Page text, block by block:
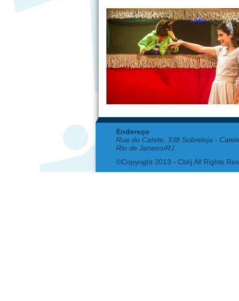
Endereço
Rua do Catete, 338 Sobreloja -
Rio de Janeiro/RJ
©Copyright 2013 - Cbtij All Rights